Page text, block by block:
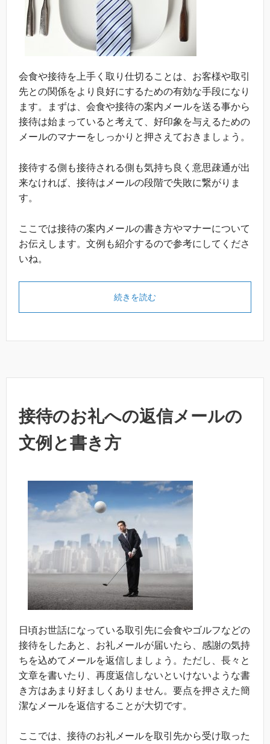
会食や接待を上手く取り仕切ることは、お客様や取引
先との関係をより良好にするための有効な手段になり
ます。まずは、会食や接待の案内メールを送る事から
接待は始まっていると考えて、好印象を与えるための
メールのマナーをしっかりと押さえておきましょう。
接待する側も接待される側も気持ち良く意思疎通が出
来なければ、接待はメールの段階で失敗に繋がりま
す。
ここでは接待の案内メールの書き方やマナーについて
お伝えします。文例も紹介するので参考にしてくださ
いね。
続きを読む
接待のお礼への返信メールの
文例と書き方
日頃お世話になっている取引先に会食やゴルフなどの
接待をしたあと、お礼メールが届いたら、感謝の気持
ちを込めてメールを返信しましょう。ただし、長々と
文章を書いたり、再度返信しないといけないような書
き方はあまり好ましくありません。要点を押さえた簡
潔なメールを返信することが大切です。
ここでは、接待のお礼メールを取引先から受け取った